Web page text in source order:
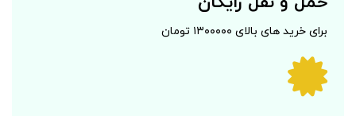
برای خرید های بالای ۱۳۰۰۰۰۰ تومان